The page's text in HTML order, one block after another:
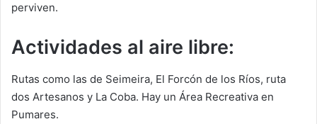
perviven.
Actividades al aire libre:
Rutas como las de Seimeira, El Forcón de los Ríos, ruta
dos Artesanos y La Coba. Hay un Área Recreativa en
Pumares.